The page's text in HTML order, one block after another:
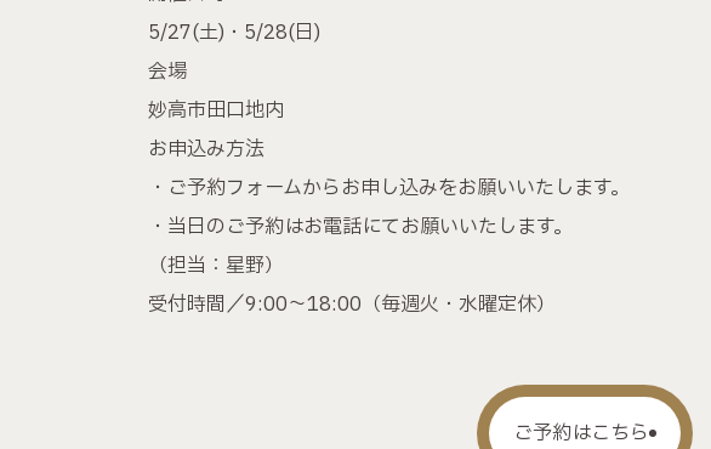
5/27(土)・5/28(日)
会場
妙高市田口地内
お申込み方法
・ご予約フォームからお申し込みをお願いいたします。
・当日のご予約はお電話にてお願いいたします。
（担当：星野）
受付時間／9:00～18:00（毎週火・水曜定休）
ご予約はこちら